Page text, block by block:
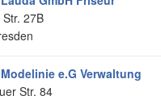
27B
e.G Verwaltung
Str. 84